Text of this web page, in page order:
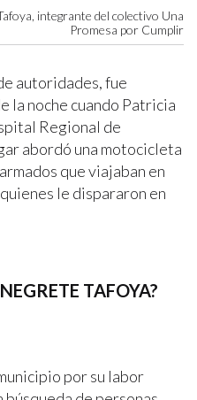
integrante del colectivo Una
Promesa por Cumplir
autoridades, fue
la noche cuando Patricia
Regional de
abordó una motocicleta
que viajaban en
le dispararon en
TAFOYA?
por su labor